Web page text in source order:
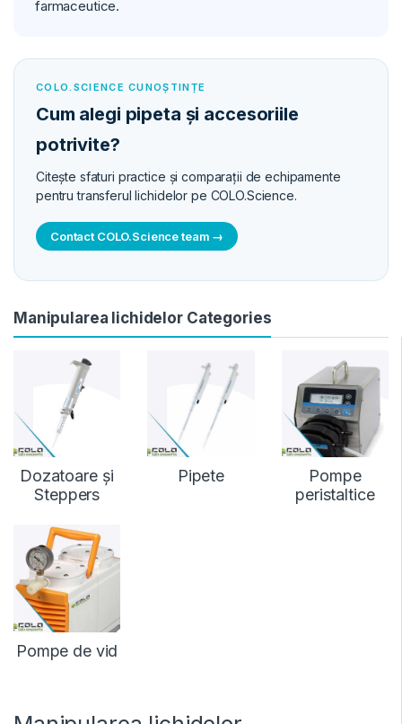
farmaceutice.
COLO.SCIENCE CUNOȘTINȚE
Cum alegi pipeta și accesoriile
potrivite?
Citește sfaturi practice și comparații de echipamente
pentru transferul lichidelor pe COLO.Science.
Contact COLO.Science team →
Manipularea lichidelor Categories
Dozatoare și
Steppers
Pipete
Pompe
peristaltice
Pompe de vid